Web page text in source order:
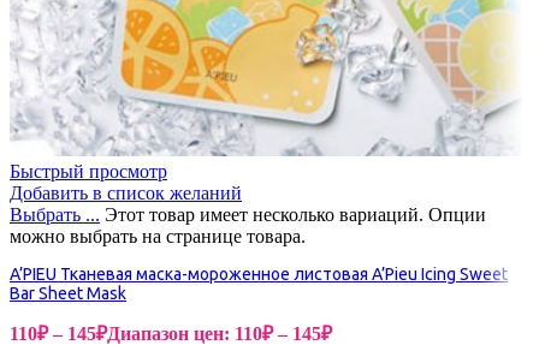
Быстрый просмотр
Добавить в список желаний
Выбрать ... Этот товар имеет несколько вариаций. Опции
можно выбрать на странице товара.
A’PIEU Тканевая маска-мороженное листовая A’Pieu Icing Sweet
Bar Sheet Mask
110₽ – 145₽Диапазон цен: 110₽ – 145₽